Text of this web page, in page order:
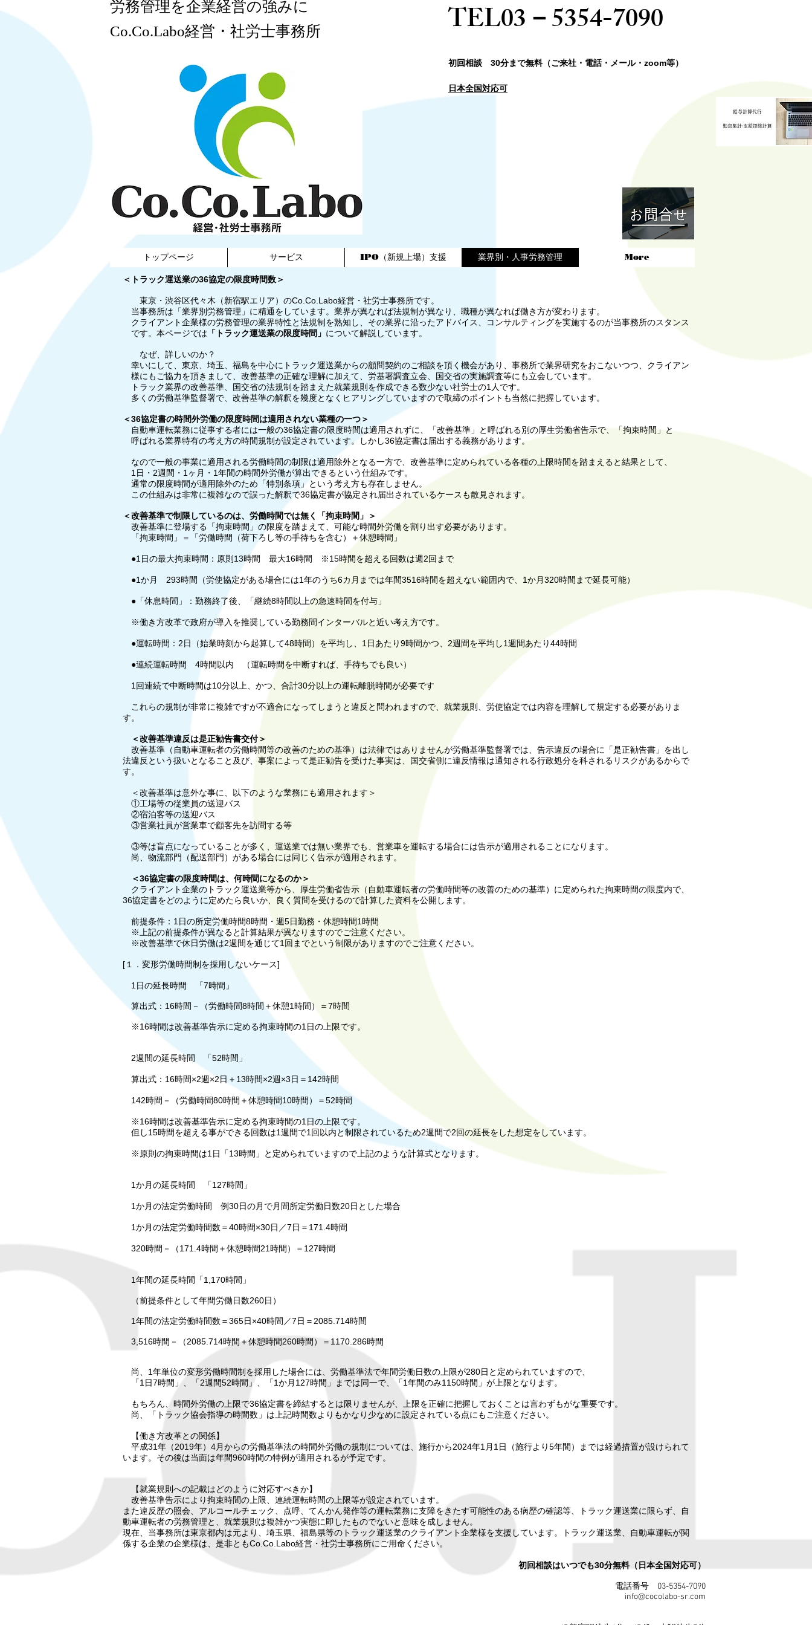
​労務管理を企業経営の強みに
Co.Co.Labo経営・社労士事務所​ ​TEL03－5354-7090
​初回相談 30分まで無料（ご来社・電話・メール・zoom等）
日本全国対応可
トップページ サービス IPO（新規上場）支援 業界別・人事労務管理 More
＜トラック運送業の36協定の限度時間数＞
東京・渋谷区代々木（新宿駅エリア）のCo.Co.Labo経営・社労士事務所です。
当事務所は「業界別労務管理」に精通をしています。業界が異なれば法規制が異なり、職種が異なれば働き方が変わります。
クライアント企業様の労務管理の業界特性と法規制を熟知し、その業界に沿ったアドバイス、コンサルティングを実施するのが当事務所のスタンス
です。本ページでは 「トラック運送業の限度時間」 について解説しています。
なぜ、詳しいのか？
幸いにして、東京、埼玉、福島を中心にトラック運送業からの顧問契約のご相談を頂く機会があり、事務所で業界研究をおこないつつ、クライアン
様にもご協力を頂きまして、改善基準の正確な理解に加えて、労基署調査立会、国交省の実施調査等にも立会しています。
トラック業界の改善基準、国交省の法規制を踏まえた就業規則を作成できる数少ない社労士の1人です。
多くの労働基準監督署で、改善基準の解釈を幾度となくヒアリングしていますので取締のポイントも当然に把握しています。
＜36協定書の時間外労働の限度時間は適用されない業種の一つ＞
自動車運転業務に従事する者には一般の36協定書の限度時間は適用されずに、「改善基準」と呼ばれる別の厚生労働省告示で、「拘束時間」と
呼ばれる業界特有の考え方の時間規制が設定されています。しかし36協定書は届出する義務があります。
なので一般の事業に適用される労働時間の制限は適用除外となる一方で、改善基準に定められている各種の上限時間を踏まえると結果として、
1日・2週間・1ヶ月・1年間の時間外労働が算出できるという仕組みです。
通常の限度時間が適用除外のため「特別条項」という考え方も存在しません。
この仕組みは非常に複雑なので誤った解釈で36協定書が協定され届出されているケースも散見されます。
＜改善基準で制限しているのは、労働時間では無く「拘束時間」＞
改善基準に登場する「拘束時間」の限度を踏まえて、可能な時間外労働を割り出す必要があります。
「拘束時間」＝「労働時間（荷下ろし等の手待ちを含む）＋休憩時間」
●1日の最大拘束時間：原則13時間 最大16時間 ※15時間を超える回数は週2回まで
●1か月 293時間（労使協定がある場合には1年のうち6カ月までは年間3516時間を超えない範囲内で、1か月320時間まで延長可能）
●「休息時間」：勤務終了後、「継続8時間以上の急速時間を付与」
※働き方改革で政府が導入を推奨している勤務間インターバルと近い考え方です。
●運転時間：2日（始業時刻から起算して48時間）を平均し、1日あたり9時間かつ、2週間を平均し1週間あたり44時間
●連続運転時間 4時間以内 （運転時間を中断すれば、手待ちでも良い）
1回連続で中断時間は10分以上、かつ、合計30分以上の運転離脱時間が必要です
これらの規制が非常に複雑ですが不適合になってしまうと違反と問われますので、就業規則、労使協定では内容を理解して規定する必要がありま
す。
＜改善基準違反は是正勧告書交付＞​
改善基準（自動車運転者の労働時間等の改善のための基準）は法律ではありませんが労働基準監督署では、告示違反の場合に「是正勧告書」を出し
法違反という扱いとなること及び、事案によって是正勧告を受けた事実は、国交省側に違反情報は通知される行政処分を科されるリスクがあるからで
す。
＜改善基準は意外な事に、以下のような業務にも適用されます＞
①工場等の従業員の送迎バス
②宿泊客等の送迎バス
③営業社員が営業車で顧客先を訪問する等
③等は盲点になっていることが多く、運送業では無い業界でも、営業車を運転する場合には告示が適用されることになります。
尚、物流部門（配送部門）がある場合には同じく告示が適用されます。
＜36協定書の限度時間は、何時間になるのか＞
クライアント企業のトラック運送業等から、厚生労働省告示（自動車運転者の労働時間等の改善のための基準）に定められた拘束時間の限度内で、
36協定書をどのように定めたら良いか、良く質問を受けるので計算した資料を公開します。
前提条件：1日の所定労働時間8時間・週5日勤務・休憩時間1時間
※上記の前提条件が異なると計算結果が異なりますのでご注意ください。
※改善基準で休日労働は2週間を通じて1回までという制限がありますのでご注意ください。
[１．変形労働時間制を採用しないケース]
1日の延長時間 「7時間」
算出式：16時間－（労働時間8時間＋休憩1時間）＝7時間
※16時間は改善基準告示に定める拘束時間の1日の上限です。 ​
2週間の延長時間 「52時間」
算出式：16時間×2週×2日＋13時間×2週×3日＝142時間
142時間－（労働時間80時間＋休憩時間10時間）＝52時間
※16時間は改善基準告示に定める拘束時間の1日の上限です。
但し15時間を超える事ができる回数は1週間で1回以内と制限されているため2週間で2回の延長をした想定をしています。
※原則の拘束時間は1日「13時間」と定められていますので上記のような計算式となります。
1か月の延長時間 「127時間」
1か月の法定労働時間 例30日の月で月間所定労働日数20日とした場合
1か月の法定労働時間数＝40時間×30日／7日＝171.4時間
320時間－（171.4時間＋休憩時間21時間）＝127時間
1年間の延長時間「1,170時間」
（前提条件として年間労働日数260日）
1年間の法定労働時間数＝365日×40時間／7日＝2085.714時間
3,516時間－（2085.714時間＋休憩時間260時間）＝1170.286時間​​
尚、1年単位の変形労働時間制を採用した場合には、​労働基準法で年間労働日数の上限が280日と定められていますので、
「1日7時間」、「2週間52時間」、「1か月127時間」までは同一で、「1年間のみ1150時間」が上限となります。
もちろん、時間外労働の上限で36協定書を締結するとは限りませんが、上限を正確に把握しておくことは言わずもがな重要です。
尚、「トラック協会指導の時間数」は上記時間数よりもかなり少なめに設定されている点にもご注意ください。
【働き方改革との関係】
平成31年（2019年）4月からの労働基準法の時間外労働の規制については、施行から2024年1月1日（施行より5年間）までは経過措置が設けられて
います。その後は当面は年間960時間の特例が適用されるが予定です。
【就業規則への記載はどのように対応すべきか】
改善基準告示により拘束時間の上限、連続運転時間の上限等が設定されています。
また違反歴の照会、アルコールチェック、点呼、てんかん発作等の運転業務に支障をきたす可能性のある病歴の確認等、トラック運送業に限らず、自
動車運転者の労務管理と、就業規則は複雑かつ実態に即したものでないと意味を成しません。
現在、当事務所は東京都内は元より、埼玉県、福島県等のトラック運送業のクライアント企業様を支援しています。トラック運送業、自動車運転が関
係する企業の企業様は、是非ともCo.Co.Labo経営・社労士事務所にご用命ください。
​初回相談はいつでも30分無料（日本全国対応可）
電話番号 03-5354-7090
info@cocolabo-sr.com